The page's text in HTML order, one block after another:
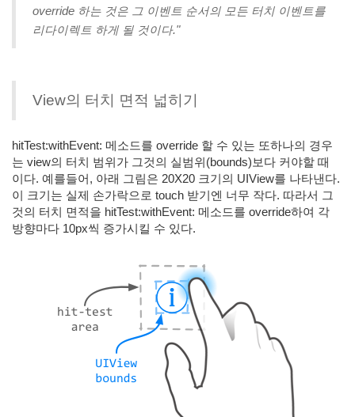
override 하는 것은 그 이벤트 순서의 모든 터치 이벤트를
리다이렉트 하게 될 것이다."
View의 터치 면적 넓히기
hitTest:withEvent: 메소드를 override 할 수 있는 또하나의 경우
는 view의 터치 범위가 그것의 실범위(bounds)보다 커야할 때
이다. 예를들어, 아래 그림은 20X20 크기의 UIView를 나타낸다.
이 크기는 실제 손가락으로 touch 받기엔 너무 작다. 따라서 그
것의 터치 면적을 hitTest:withEvent: 메소드를 override하여 각
방향마다 10px씩 증가시킬 수 있다.